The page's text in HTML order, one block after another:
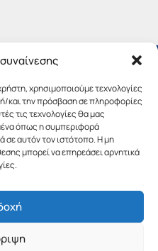
χρησιμοποιούμε τεχνολογίες
και την πρόσβαση σε πληροφορίες
τις τεχνολογίες θα μας
όπως η συμπεριφορά
σε αυτόν τον ιστότοπο. Η μη
μπορεί να επηρεάσει αρνητικά
Πελοποννήσου.
από την